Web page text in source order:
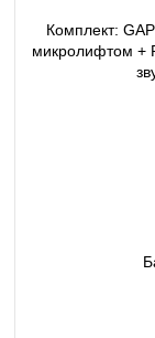
Комплект:
микролифтом +